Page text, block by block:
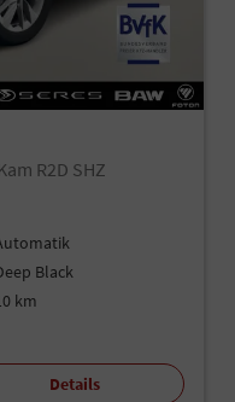
R2D SHZ
Black
km
Details